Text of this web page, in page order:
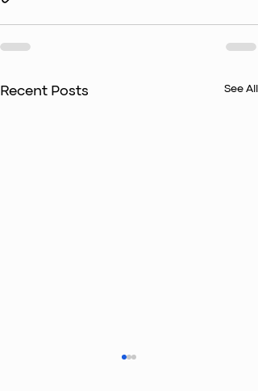
Recent Posts See All